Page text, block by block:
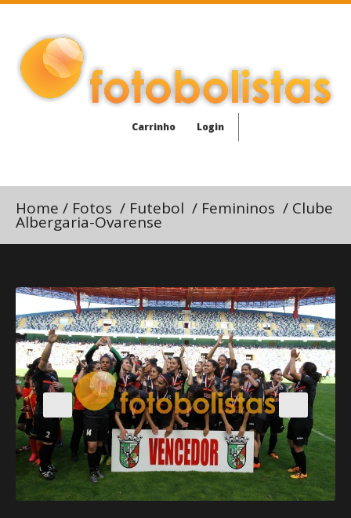
Carrinho Login
Home / Fotos / Futebol / Femininos / Clube
Albergaria-Ovarense